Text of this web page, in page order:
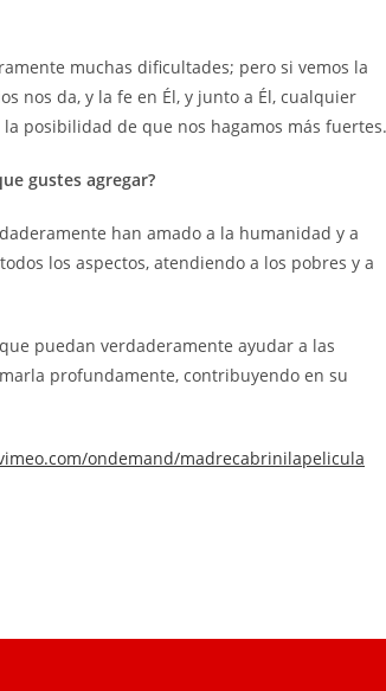
muchas dificultades; pero si vemos la
nos da, y la fe en Él, y junto a Él, cualquier
posibilidad de que nos hagamos más fuertes.
gustes agregar?
han amado a la humanidad y a
los aspectos, atendiendo a los pobres y a
puedan verdaderamente ayudar a las
profundamente, contribuyendo en su
ondemand/madrecabrinilapelicula